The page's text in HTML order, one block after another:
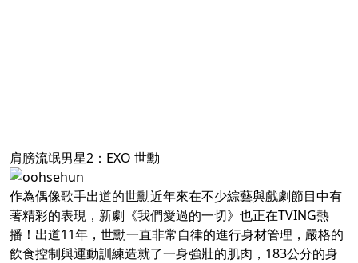
肩膀流氓男星2：EXO 世勳
作為偶像歌手出道的世勳近年來在不少綜藝與戲劇節目中有
著精彩的表現，新劇《我們愛過的一切》也正在TVING熱
播！出道11年，世勳一直非常自律的進行身材管理，嚴格的
飲食控制與運動訓練造就了一身強壯的肌肉，183公分的身